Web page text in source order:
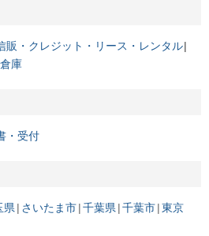
販・クレジット・リース・レンタル
庫
・受付
県 さいたま市 千葉県 千葉市 東京